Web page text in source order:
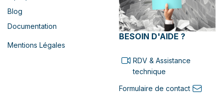
Blog
Documentation
Mentions Légales
BESOIN D'AIDE ?
RDV & Assistance
technique
Formulaire de contact